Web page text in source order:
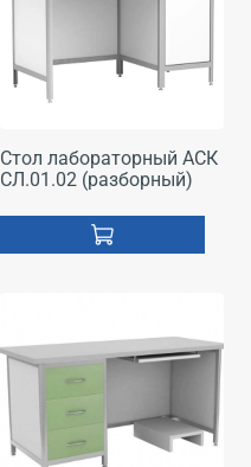
Стол лабораторный АСК
СЛ.01.02 (разборный)